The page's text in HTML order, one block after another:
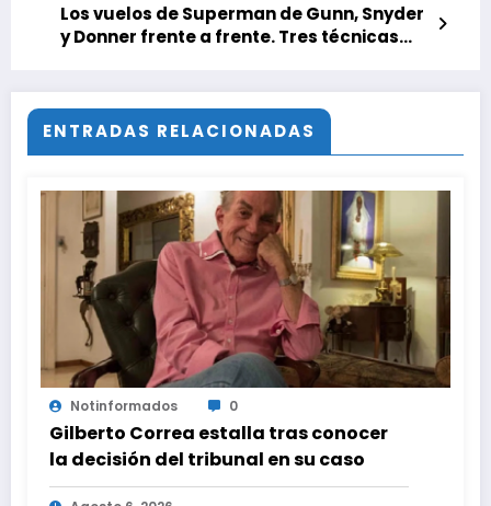
Los vuelos de Superman de Gunn, Snyder
y Donner frente a frente. Tres técnicas
ENTRADAS RELACIONADAS
Notinformados 0
Gilberto Correa estalla tras conocer
la decisión del tribunal en su caso